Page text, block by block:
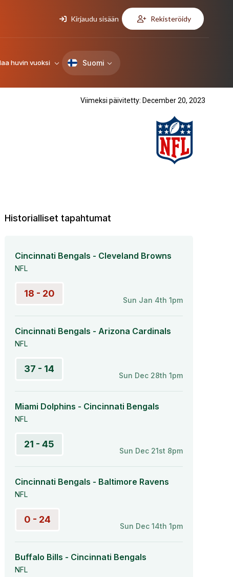
Kirjaudu sisään Rekisteröidy
huvin vuoksi Suomi
Viimeksi päivitetty: December 20, 2023
Historialliset tapahtumat
Cincinnati Bengals - Cleveland Browns
NFL
18 - 20
Sun Jan 4th 1pm
Cincinnati Bengals - Arizona Cardinals
NFL
37 - 14
Sun Dec 28th 1pm
Miami Dolphins - Cincinnati Bengals
NFL
21 - 45
Sun Dec 21st 8pm
Cincinnati Bengals - Baltimore Ravens
NFL
0 - 24
Sun Dec 14th 1pm
Buffalo Bills - Cincinnati Bengals
NFL